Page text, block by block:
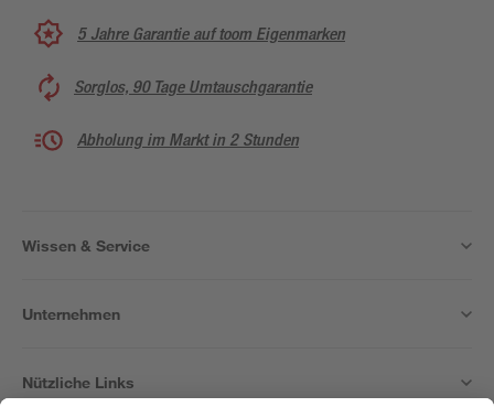
5 Jahre Garantie auf toom Eigenmarken
Sorglos, 90 Tage Umtauschgarantie
Abholung im Markt in 2 Stunden
Wissen & Service
Unternehmen
Nützliche Links